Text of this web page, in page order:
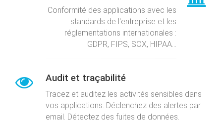
Conformité des applications avec les
standards de l'entreprise et les
réglementations internationales :
GDPR, FIPS, SOX, HIPAA...
Audit et traçabilité
Tracez et auditez les activités sensibles dans
vos applications. Déclenchez des alertes par
email. Détectez des fuites de données.